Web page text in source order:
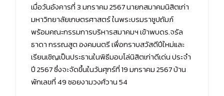
เมื่อวันอังคารที่ 3 มกราคม 2567 นายกสมาคมนิสิตเก่า
มหาวิทยาลัยเกษตรศาสตร์ ในพระบรมราชูปถัมภ์
พร้อมคณะกรรมการบริหารสมาคมฯ เข้าพบดร.จรัล
ธาดา กรรณสูต องคมนตรี เพื่อกราบสวัสดีปีใหม่และ
เรียนเชิญเป็นประธานในพิธีมอบโล่นิสิตเก่าดีเด่น ประจำ
ปี 2567 ซึ่งจะจัดขึ้นในวันศุกร์ที่ 19 มกราคม 2567 บ้าน
พักเลขที่ 49 ซอยงามวงศ์วาน 54